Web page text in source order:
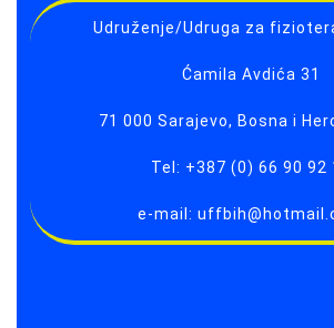
Udruženje/Udruga za
Ćamila Avdića 31
71 000 Sarajevo, Bosna i
Tel: +387 (0) 66 90 92
e-mail: